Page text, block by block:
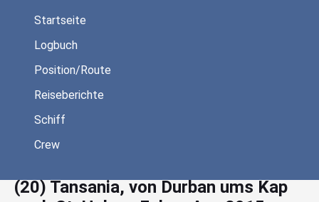
Startseite
Logbuch
Position/Route
Reiseberichte
Schiff
Crew
nach St. Helena Feb. – Apr. 2015
(20) Tansania, von Durban ums Kap